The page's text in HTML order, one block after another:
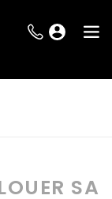
SA